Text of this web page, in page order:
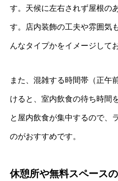
す。天候に左右されず屋根の
す。店内装飾の工夫や雰囲気
んなタイプかをイメージして
また、混雑する時間帯（正午
けると、室内飲食の待ち時間
と屋内飲食が集中するので、
のがおすすめです。
休憩所や無料スペース